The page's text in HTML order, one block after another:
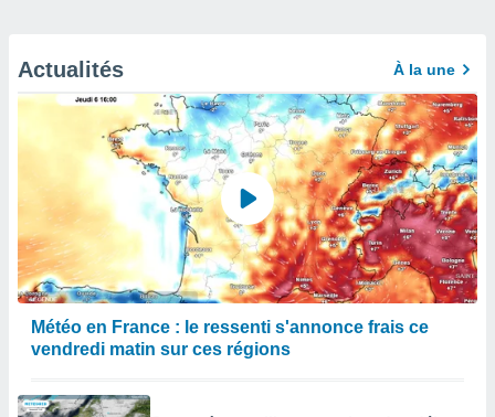
Actualités À la une
Météo en France : le ressenti s'annonce frais ce
vendredi matin sur ces régions